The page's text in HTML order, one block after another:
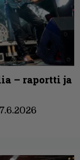
– raportti ja